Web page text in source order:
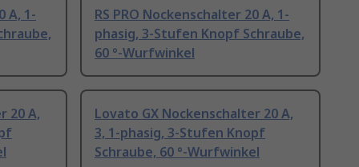
A, 1-
RS PRO Nockenschalter 20 A, 1-
phasig, 3-Stufen Knopf Schraube,
60 °-Wurfwinkel
20 A,
Lovato GX Nockenschalter 20 A,
3, 1-phasig, 3-Stufen Knopf
Schraube, 60 °-Wurfwinkel